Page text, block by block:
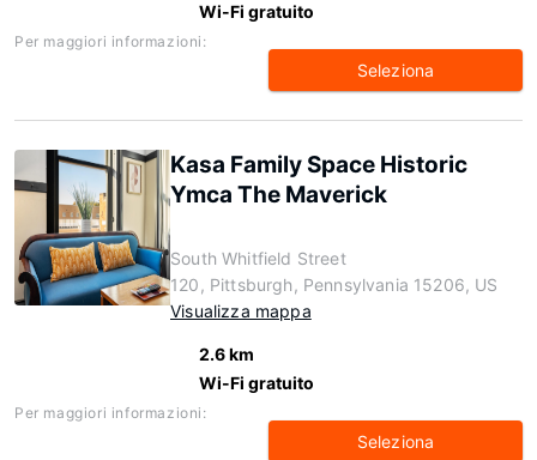
Wi-Fi gratuito
Per maggiori informazioni:
Seleziona
Kasa Family Space Historic
Ymca The Maverick
South Whitfield Street
120, Pittsburgh, Pennsylvania 15206, US
Visualizza mappa
2.6 km
Wi-Fi gratuito
Per maggiori informazioni:
Seleziona